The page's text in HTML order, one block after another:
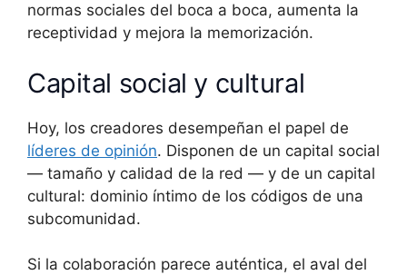
normas sociales del boca a boca, aumenta la
receptividad y mejora la memorización.
Capital social y cultural
Hoy, los creadores desempeñan el papel de
líderes de opinión. Disponen de un capital social
— tamaño y calidad de la red — y de un capital
cultural: dominio íntimo de los códigos de una
subcomunidad.
Si la colaboración parece auténtica, el aval del